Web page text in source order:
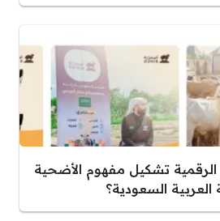
تشكيل مفهوم الأضحية
السعودية؟